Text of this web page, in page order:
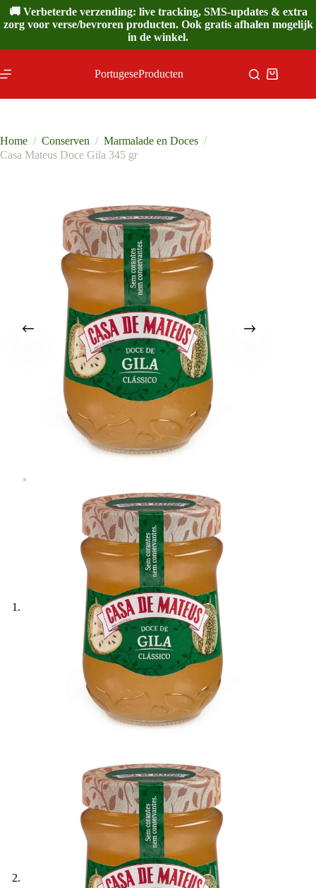
Ga
naar
de
🚚 Verbeterde verzending: live tracking, SMS-updates & extra
zorg voor verse/bevroren producten. Ook gratis afhalen mogelijk
in de winkel.
PortugeseProducten
Home / Conserven / Marmalade en Doces /
Casa Mateus Doce Gila 345 gr